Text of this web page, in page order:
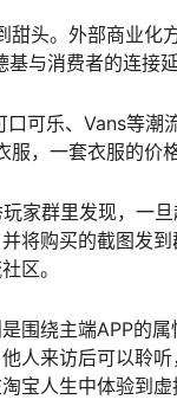
头。外部商业化
与消费者的连接
可乐、Vans等潮
，一套衣服的价
家群里发现，一
将购买的截图发
区。
围绕主端APP的
人来访后可以聆
宝人生中体验到